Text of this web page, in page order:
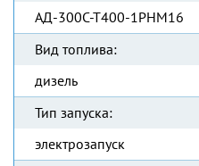
АД-300С-Т400-1РНМ16
Вид топлива:
дизель
Тип запуска:
электрозапуск